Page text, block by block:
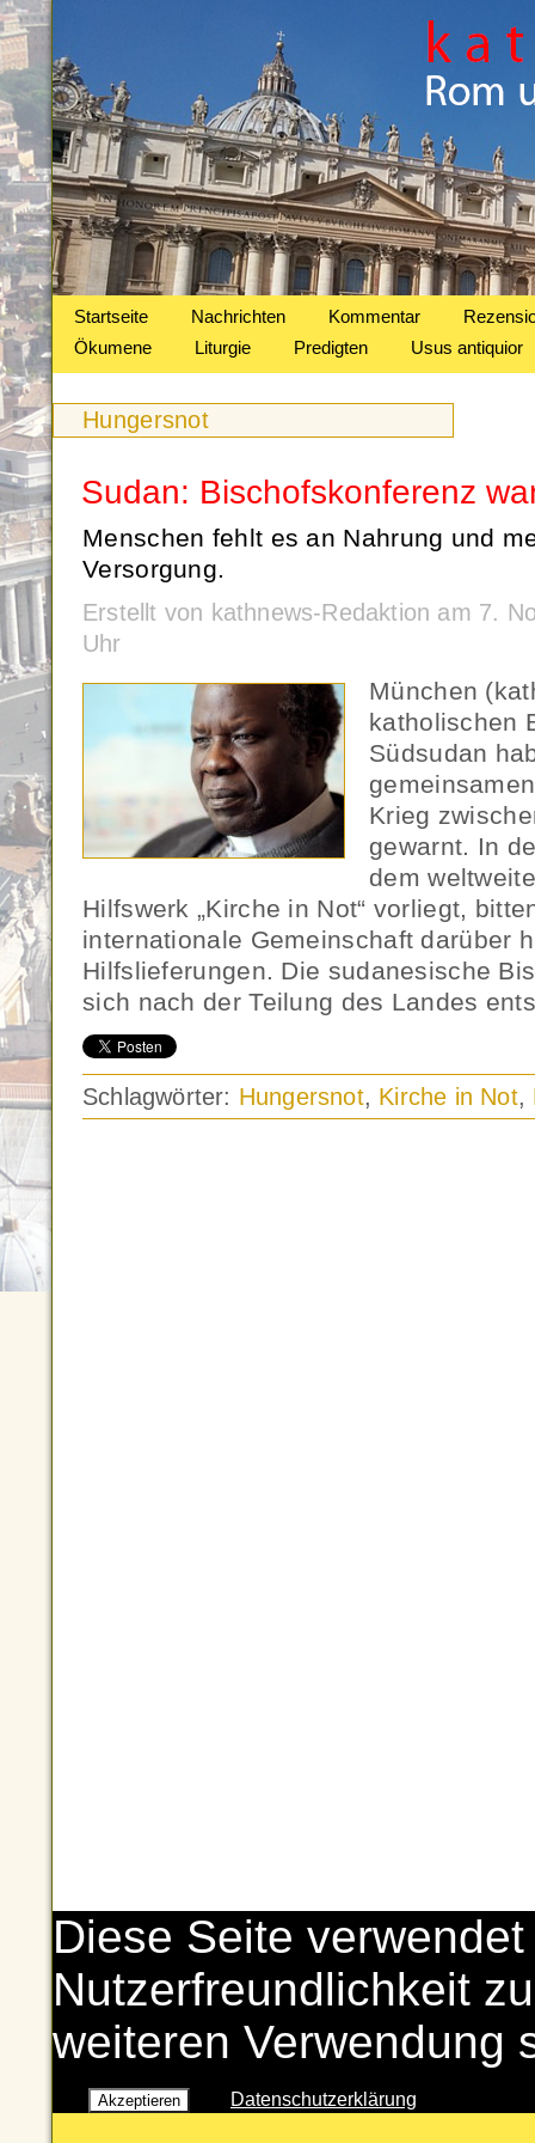
Startseite Nachrichten Kommentar
Ökumene
Liturgie Predigten Usus antiquior
Hungersnot
Sudan: Bischofskonferenz
Menschen fehlt es an Nahrung und
Versorgung.
Erstellt von kathnews-Redaktion am 7.
Uhr
München
katholischen
Südsudan
Krieg
gewarnt. In
dem
Hilfswerk „Kirche in Not“ vorliegt,
internationale Gemeinschaft darüber
Hilfslieferungen. Die sudanesische
sich nach der Teilung des Landes
Schlagwörter: Hungersnot, Kirche in Not,
Diese Seite
Nutzerfreundlichkeit
weiteren Verwendung
Akzeptieren Datenschutzerklärung